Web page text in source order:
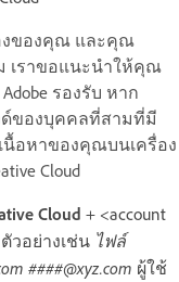
งของคุณ และคุณ
เราขอแนะนำให้คุณ
รองรับ หาก
ของบุคคลที่สามที่มี
นื้อหาของคุณบนเครื่อง
Cloud
Cloud + <account
ตัวอย่างเช่น ไฟล์
####@xyz.com ผู้ใช้